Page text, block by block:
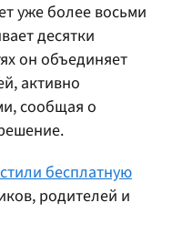
уже более восьми
десятки
он объединяет
активно
сообщая о
бесплатную
родителей и